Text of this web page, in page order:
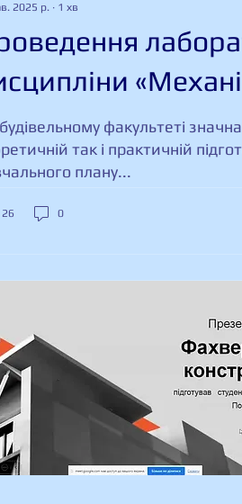
2025 р. ∙ 1 хв
і факультеті
так і практичній
плану...
26 0